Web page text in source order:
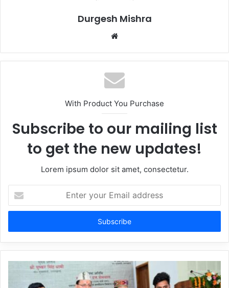
Durgesh Mishra
Website
With Product You Purchase
Subscribe to our mailing list
to get the new updates!
Lorem ipsum dolor sit amet, consectetur.
your
Email